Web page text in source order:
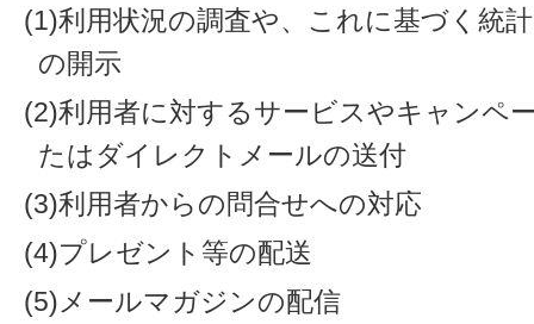
(1)利用状況の調査や、これに基づく統
の開示
(2)利用者に対するサービスやキャンペ
たはダイレクトメールの送付
(3)利用者からの問合せへの対応
(4)プレゼント等の配送
(5)メールマガジンの配信